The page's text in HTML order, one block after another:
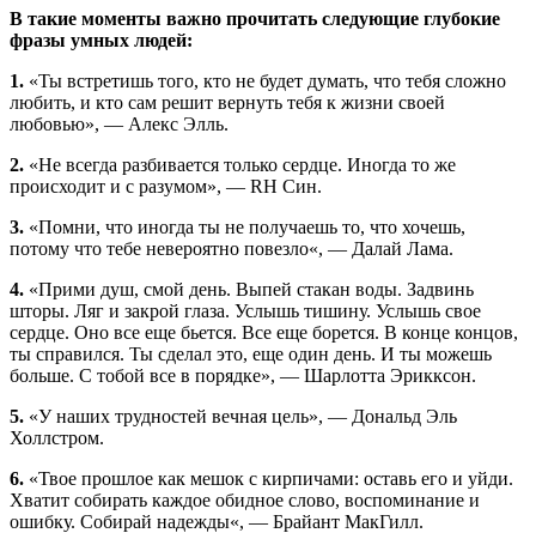
В такие моменты важно прочитать следующие глубокие
фразы умных людей:
1. «Ты встретишь того, кто не будет думать, что тебя сложно
любить, и кто сам решит вернуть тебя к жизни своей
любовью», — Алекс Элль.
2. «Не всегда разбивается только сердце. Иногда то же
происходит и с разумом», — RH Син.
3. «Помни, что иногда ты не получаешь то, что хочешь,
потому что тебе невероятно повезло«, — Далай Лама.
4. «Прими душ, смой день. Выпей стакан воды. Задвинь
шторы. Ляг и закрой глаза. Услышь тишину. Услышь свое
сердце. Оно все еще бьется. Все еще борется. В конце концов,
ты справился. Ты сделал это, еще один день. И ты можешь
больше. С тобой все в порядке», — Шарлотта Эрикксон.
5. «У наших трудностей вечная цель», — Дональд Эль
Холлстром.
6. «Твое прошлое как мешок с кирпичами: оставь его и уйди.
Хватит собирать каждое обидное слово, воспоминание и
ошибку. Собирай надежды«, — Брайант МакГилл.